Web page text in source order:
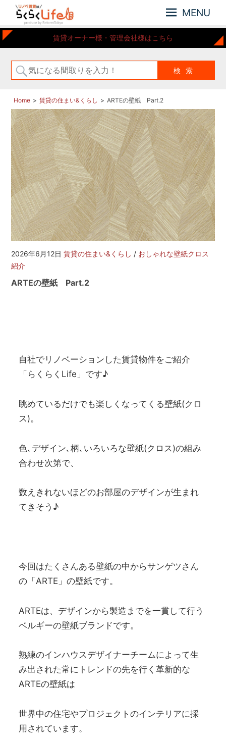
ノ
ベ
賃
は
ら
く
ら
く
Life
元
近
郊
ノ
ベ
ー
シ
ョ
ン
さ
れ
た
お
部
屋
を
網
羅
し
お
MENU
賃貸オーナー様・管理会社様はこちら
Home 賃貸の住まい&くらし ARTEの壁紙 Part.2
2026年6月12日 賃貸の住まい&くらし / おしゃれな壁紙クロス
紹介
ARTEの壁紙 Part.2
自社でリノベーションした賃貸物件をご紹介
「らくらくLife」です♪
眺めているだけでも楽しくなってくる壁紙(クロ
ス)。
色､デザイン､柄､いろいろな壁紙(クロス)の組み
合わせ次第で、
数えきれないほどのお部屋のデザインが生まれ
てきそう♪
今回はたくさんある壁紙の中からサンゲツさん
の「ARTE」の壁紙です。
ARTEは、デザインから製造までを一貫して行う
ベルギーの壁紙ブランドです。
熟練のインハウスデザイナーチームによって生
み出された常にトレンドの先を行く革新的な
ARTEの壁紙は
世界中の住宅やプロジェクトのインテリアに採
用されています。